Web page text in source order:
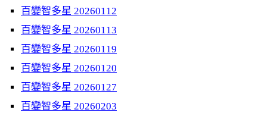
百變智多星 20260112
百變智多星 20260113
百變智多星 20260119
百變智多星 20260120
百變智多星 20260127
百變智多星 20260203